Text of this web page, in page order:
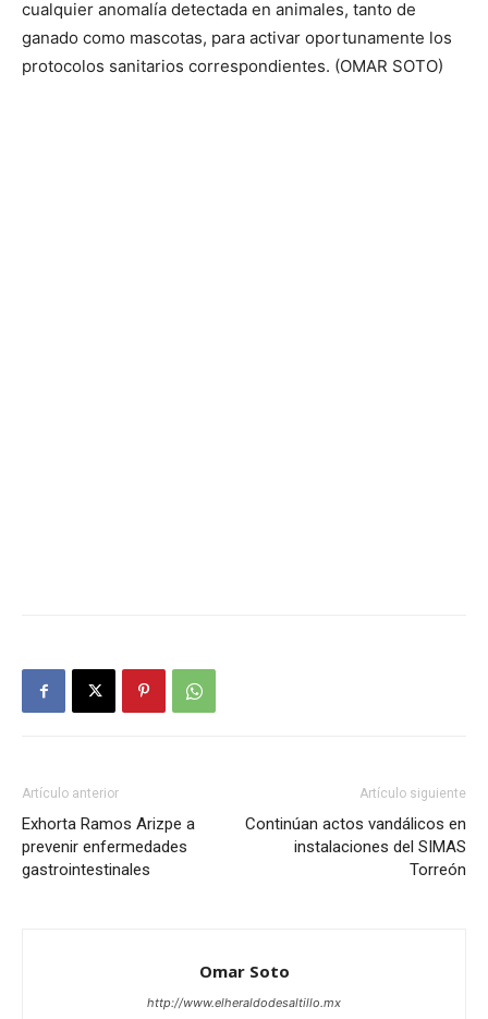
cualquier anomalía detectada en animales, tanto de
ganado como mascotas, para activar oportunamente los
protocolos sanitarios correspondientes. (OMAR SOTO)
Artículo anterior
Exhorta Ramos Arizpe a
prevenir enfermedades
gastrointestinales
Artículo siguiente
Continúan actos vandálicos en
instalaciones del SIMAS
Torreón
Omar Soto
http://www.elheraldodesaltillo.mx